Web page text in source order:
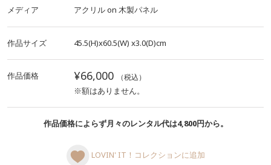
メディア アクリルon 木製パネル
作品サイズ 45.5(H)x60.5(W) x3.0(D)cm
作品価格 ¥66,000 （税込）
※額はありません。
作品価格によらず月々のレンタル代は4,800円から。
LOVIN' IT！コレクションに追加